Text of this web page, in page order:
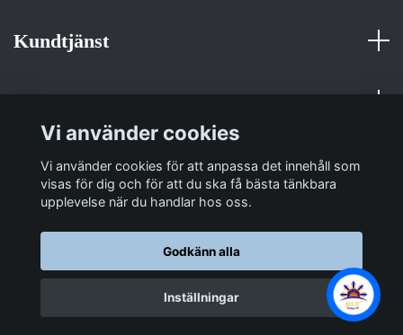
Kundtjänst
Sociala medier
© 2026 Sulit Trading
Vi använder cookies
Vi använder cookies för att anpassa det innehåll som
visas för dig och för att du ska få bästa tänkbara
upplevelse när du handlar hos oss.
Godkänn alla
Inställningar